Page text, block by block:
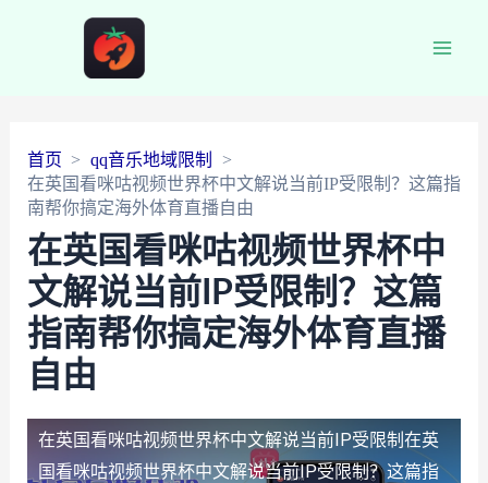
首页
qq音乐地域限制
在英国看咪咕视频世界杯中文解说当前IP受限制？这篇指
南帮你搞定海外体育直播自由
在英国看咪咕视频世界杯中
文解说当前IP受限制？这篇
指南帮你搞定海外体育直播
自由
在英国看咪咕视频世界杯中文解说当前IP受限制 在英
国看咪咕视频世界杯中文解说当前IP受限制？这篇指